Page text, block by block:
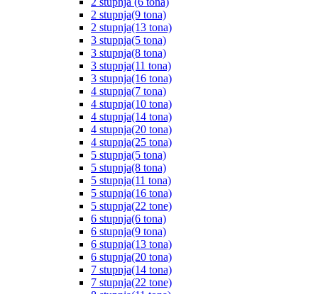
2 stupnja(9 tona)
2 stupnja(13 tona)
3 stupnja(5 tona)
3 stupnja(8 tona)
3 stupnja(11 tona)
3 stupnja(16 tona)
4 stupnja(7 tona)
4 stupnja(10 tona)
4 stupnja(14 tona)
4 stupnja(20 tona)
4 stupnja(25 tona)
5 stupnja(5 tona)
5 stupnja(8 tona)
5 stupnja(11 tona)
5 stupnja(16 tona)
5 stupnja(22 tone)
6 stupnja(6 tona)
6 stupnja(9 tona)
6 stupnja(13 tona)
6 stupnja(20 tona)
7 stupnja(14 tona)
7 stupnja(22 tone)